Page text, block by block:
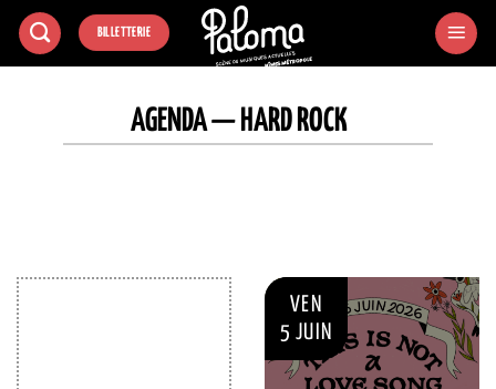
Passer
BILLETTERIE
AGENDA — HARD ROCK
VEN
5 JUIN